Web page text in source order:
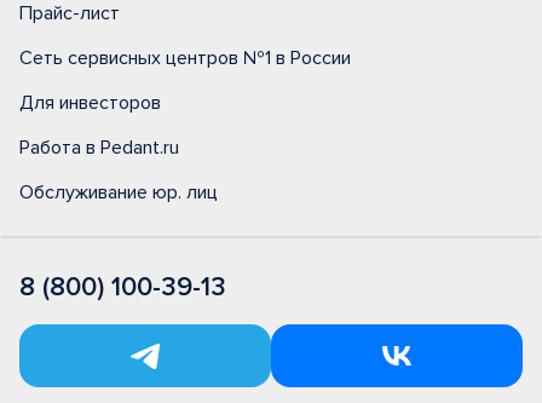
Прайс-лист
Сеть сервисных центров №1 в России
Для инвесторов
Работа в Pedant.ru
Обслуживание юр. лиц
8 (800) 100-39-13